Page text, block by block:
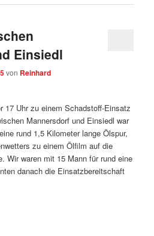
Einsiedl
von Reinhard
17 Uhr zu einem Schadstoff-Einsatz
Mannersdorf und Einsiedl war
rund 1,5 Kilometer lange Ölspur,
zu einem Ölfilm auf die
Wir waren mit 15 Mann für rund eine
danach die Einsatzbereitschaft